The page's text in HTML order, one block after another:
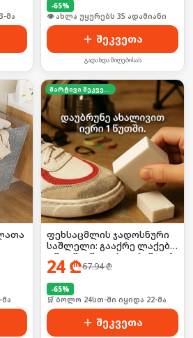
მა
-65%
🛒 ბოლო 24სთ-ში იყიდა 53-მა
შეკვეთა
გადახდა მიღებისას
მარტივი შეკვეთა
ფეხსაცმლის ჯადოსნური
საშლელი: გააქრე ლაქები
1 წუთში (წყლის გარეშე!) 🚫
💧
24₾67.94₾
-65%
🛒 ბოლო 24სთ-ში იყიდა 22-მა
შეკვეთა